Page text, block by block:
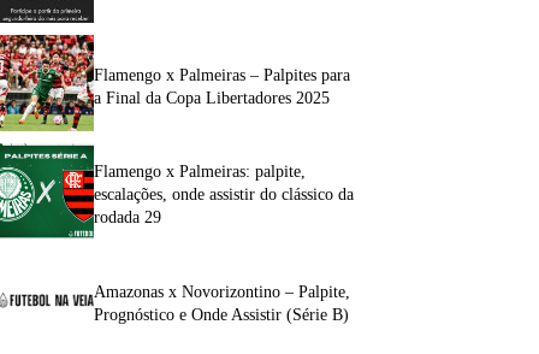
Flamengo x Palmeiras – Palpites para
a Final da Copa Libertadores 2025
Flamengo x Palmeiras: palpite,
escalações, onde assistir do clássico da
rodada 29
Amazonas x Novorizontino – Palpite,
Prognóstico e Onde Assistir (Série B)